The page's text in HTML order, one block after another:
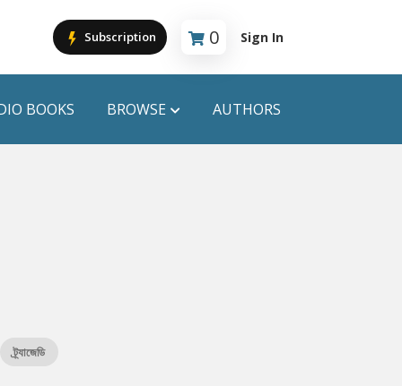
Subscription 0
Cart is empty
Sign In
BOOKS BROWSE AUTHORS
ট্র্যাজেডি